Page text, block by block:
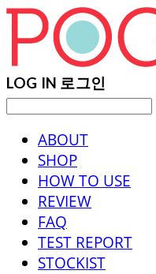
LOG IN 로그인
ABOUT
SHOP
HOW TO USE
REVIEW
FAQ
TEST REPORT
STOCKIST